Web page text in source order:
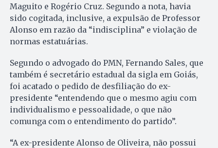
Maguito e Rogério Cruz. Segundo a nota, havia
sido cogitada, inclusive, a expulsão de Professor
Alonso em razão da “indisciplina” e violação de
normas estatuárias.
Segundo o advogado do PMN, Fernando Sales, que
também é secretário estadual da sigla em Goiás,
foi acatado o pedido de desfiliação do ex-
presidente “entendendo que o mesmo agiu com
individualismo e pessoalidade, o que não
comunga com o entendimento do partido”.
“A ex-presidente Alonso de Oliveira, não possui